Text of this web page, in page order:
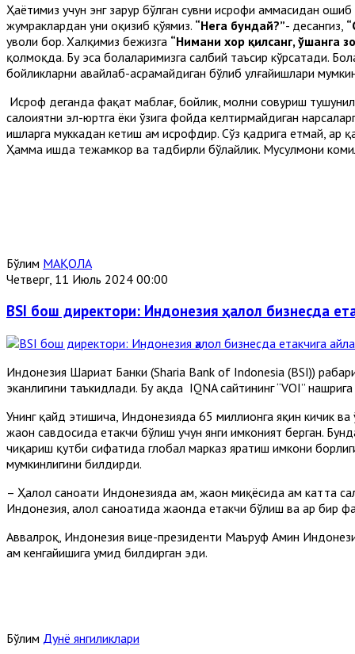
Ҳаётимиз учун энг зарур бўлган сувни исрофи ҳаммасидан
жумраклардан уни оқизиб қўямиз. “Нега бундай?”- десангиз,
уволи бор. Халқимиз бежизга “Нимани хор қилсанг, ўшанга
қолмоқда. Бу эса болаларимизга салбий таъсир кўрсатади.
бойликларни авайлаб-асрамайдиган бўлиб улғайишлари
Исроф деганда фақат маблағ, бойлик, молни совуриш
салоҳиятни эл-юртга ёки ўзига фойда келтирмайдиган
ишларга муккадан кетиш ҳам исрофдир. Сўз қадрига етмай, ҳар
Ҳамма ишда тежамкор ва тадбирли бўлайлик. Мусулмони
Бўлим МАҚОЛА
Четверг, 11 Июль 2024 00:00
BSI бош директори: Индонезия ҳалол бизнесда
Индонезия Шариат Банки (Sharia Bank of Indonesia (BSI))
эканлигини таъкидлади. Бу ҳақда IQNA сайтининг “VOI”
Унинг қайд этишича, Индонезияда 65 миллионга яқин кичик ва
жаҳон савдосида етакчи бўлиш учун янги имконият берган.
чиқариш қутби сифатида глобал марказ яратиш имкони
мумкинлигини билдирди.
– Ҳалол саноати Индонезияда ҳам, жаҳон миқёсида ҳам катта
Индонезия, ҳалол саноатида жаҳонда етакчи бўлиш ва ҳар бир
Aввалроқ, Индонезия вице-президенти Маъруф Aмин
ҳам кенгайишига умид билдирган эди.
Бўлим Дунё янгиликлари